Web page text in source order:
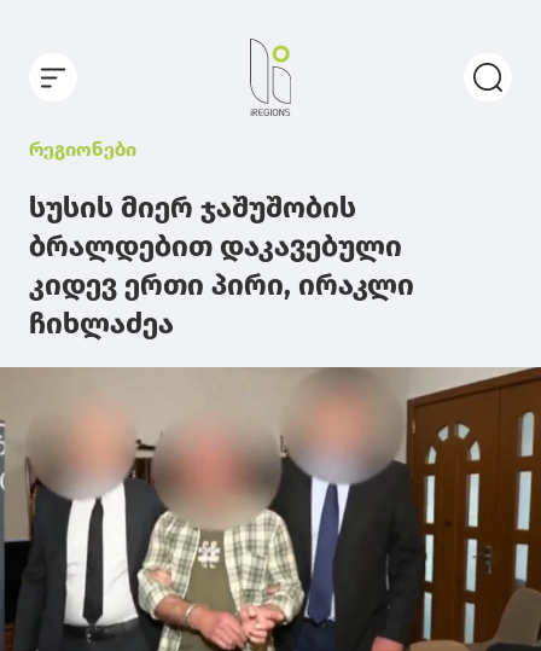
რეგიონები
სუსის მიერ ჯაშუშობის
ბრალდებით დაკავებული
კიდევ ერთი პირი, ირაკლი
ჩიხლაძეა